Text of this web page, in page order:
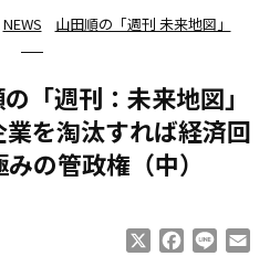
NEWS 山田順の「週刊 未来地図」
「週刊：未来地図」
を淘汰すれば経済回
の管政権（中）
Facebook
Line